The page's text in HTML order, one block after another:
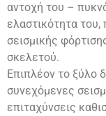
αντοχή του –
ελαστικότητα
σεισμικής
σκελετού.
Επιπλέον το ξύλο
συνεχόμενες
επιταχύνσεις